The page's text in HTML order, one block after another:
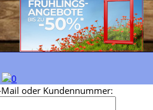
Mail oder Kundennummer: